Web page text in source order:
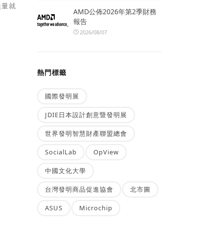
就
AMD公佈2026年第2季財務
報告
2026/08/07
熱門標籤
國際發明展
JDIE日本設計創意暨發明展
世界發明智慧財產聯盟總會
SocialLab OpView
中國文化大學
台灣發明商品促進協會 北市圖
ASUS Microchip